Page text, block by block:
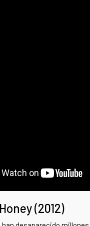
(2012)